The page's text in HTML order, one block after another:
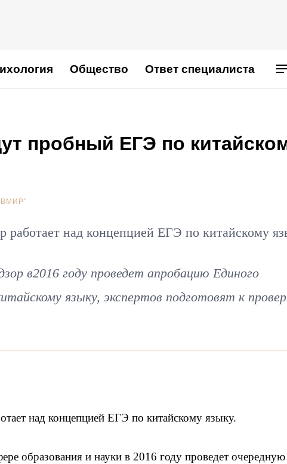
Общество Ответ специалиста
пробный ЕГЭ по
работает над концепцией ЕГЭ по китайскому
в2016 году проведет апробацию Единого
языку, экспертов подготовят к
над концепцией ЕГЭ по китайскому языку.
образования и науки в 2016 году проведет очередную